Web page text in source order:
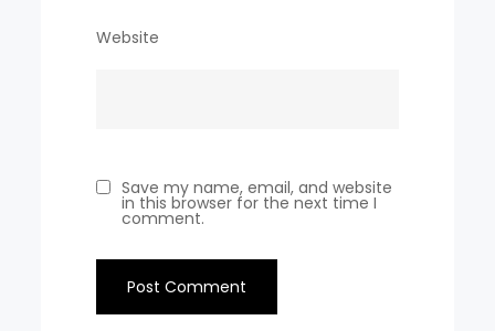
Website
Save my name, email, and website
in this browser for the next time I
comment.